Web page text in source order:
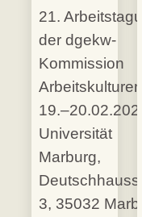
21.
der dgekw-
Kommission
Universität
Marburg,
3, 35032